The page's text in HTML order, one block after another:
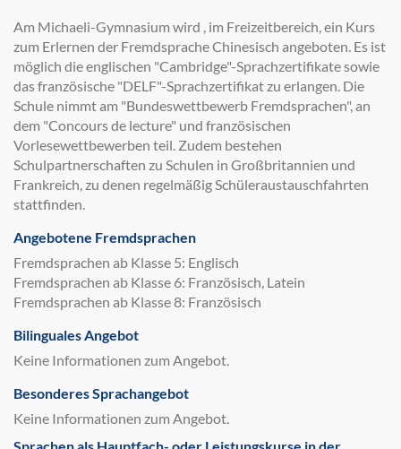
Am Michaeli-Gymnasium wird , im Freizeitbereich, ein Kurs
zum Erlernen der Fremdsprache Chinesisch angeboten. Es ist
möglich die englischen "Cambridge"-Sprachzertifikate sowie
das französische "DELF"-Sprachzertifikat zu erlangen. Die
Schule nimmt am "Bundeswettbewerb Fremdsprachen", an
dem "Concours de lecture" und französischen
Vorlesewettbewerben teil. Zudem bestehen
Schulpartnerschaften zu Schulen in Großbritannien und
Frankreich, zu denen regelmäßig Schüleraustauschfahrten
stattfinden.
Angebotene Fremdsprachen
Fremdsprachen ab Klasse 5: Englisch
Fremdsprachen ab Klasse 6: Französisch, Latein
Fremdsprachen ab Klasse 8: Französisch
Bilinguales Angebot
Keine Informationen zum Angebot.
Besonderes Sprachangebot
Keine Informationen zum Angebot.